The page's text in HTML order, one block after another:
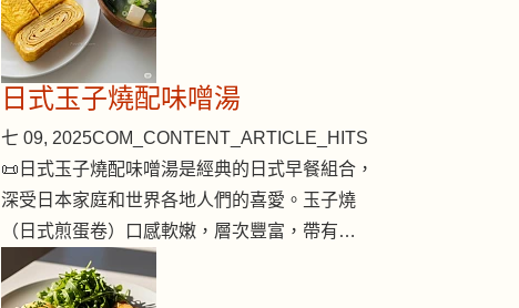
日式玉子燒配味噌湯
七 09, 2025COM_CONTENT_ARTICLE_HITS
📜日式玉子燒配味噌湯是經典的日式早餐組合，
深受日本家庭和世界各地人們的喜愛。玉子燒
（日式煎蛋卷）口感軟嫩，層次豐富，帶有…